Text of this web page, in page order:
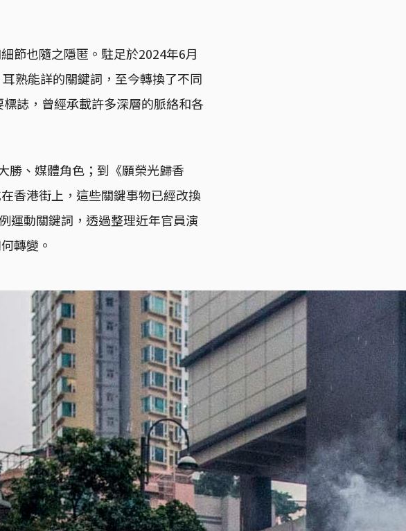
節也隨之隱匿。駐足於2024年6月
熟能詳的關鍵詞，至今轉換了不同
誌，曾經承載許多深層的脈絡和各
勝、媒體角色；到《願榮光歸香
香港街上，這些關鍵事物已經改換
運動關鍵詞，透過整理近年官員演
轉變。